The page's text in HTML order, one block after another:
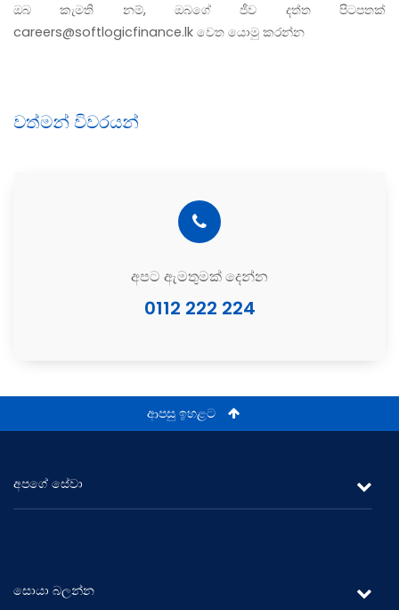
ඔබ කැමති නම්, ඔබගේ ජීව දත්ත පිටපතක්
careers@softlogicfinance.lk වෙත යොමු කරන්න
වත්මන් විවරයන්
අපට ඇමතුමක් දෙන්න
0112 222 224
ආපසු ඉහළට
අපගේ සේවා
ස්ථාවර තැන්පතු සහ ඉතිරි කිරීම්
සොයා බලන්න